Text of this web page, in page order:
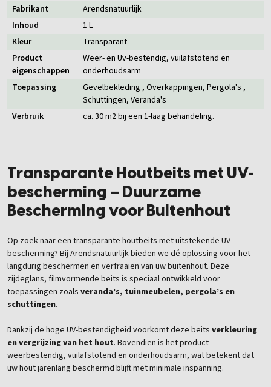
Transparante Houtbeits met UV-
bescherming – Duurzame
Bescherming voor Buitenhout
Op zoek naar een transparante houtbeits met uitstekende UV-
bescherming? Bij Arendsnatuurlijk bieden we dé oplossing voor het
langdurig beschermen en verfraaien van uw buitenhout. Deze
zijdeglans, filmvormende beits is speciaal ontwikkeld voor
toepassingen zoals veranda’s, tuinmeubelen, pergola’s en
schuttingen.
Dankzij de hoge UV-bestendigheid voorkomt deze beits verkleuring
en vergrijzing van het hout. Bovendien is het product
weerbestendig, vuilafstotend en onderhoudsarm, wat betekent dat
uw hout jarenlang beschermd blijft met minimale inspanning.
Fabrikant
Arendsnatuurlijk
Inhoud
1 L
Kleur
Transparant
Product
eigenschappen
Weer- en Uv-bestendig, vuilafstotend en
onderhoudsarm
Toepassing
Gevelbekleding , Overkappingen, Pergola's ,
Schuttingen, Veranda's
Verbruik
ca. 30 m2 bij een 1-laag behandeling.